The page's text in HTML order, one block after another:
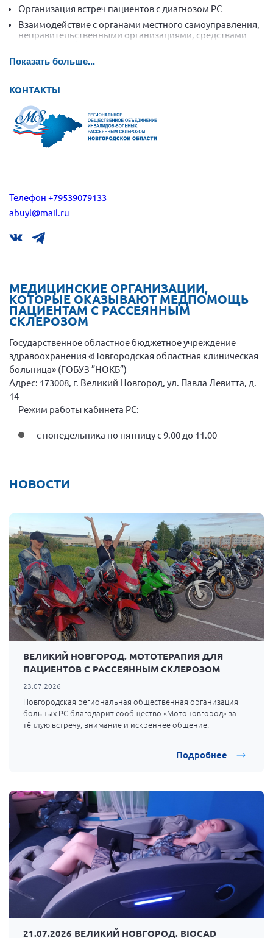
Четвертый съезд
Пятый съезд
ОФ «Фонд содействия больным рассеянным
склерозом»
Письма и официальные ответы
Нормативно-правовые документы
Исследования, аналитика, мнения
Всероссийская онлайн конференция
ОООИБРС" (25-29.08.2020)
Общероссийская РС
Алтайский край
Архангельская область
Брянская область
Волгоградская область
Ивановская область
Кемеровская область
Кировская область
Краснодарский край
Красноярский край
Липецкая область
Ленинградская область
г. Москва
Московская область
Мурманская область
Нижегородская область
Новгородская область
Пензенская область
Республика Башкортостан
Республика Бурятия
Республика Карелия
Республика Калмыкия
Республика Хакасия
Ростовская область
г. Санкт-Петербург
Организация встреч пациентов с диагнозом РС
Взаимодействие с органами местного самоуправления,
неправительственными организациями, средствами
прав и жизненных интересов больных с РС
Показать больше...
КОНТАКТЫ
Телефон +79539079133
abuyl@mail.ru
МЕДИЦИНСКИЕ ОРГАНИЗАЦИИ,
КОТОРЫЕ ОКАЗЫВАЮТ МЕДПОМОЩЬ
ПАЦИЕНТАМ С РАССЕЯННЫМ
СКЛЕРОЗОМ
Государственное областное бюджетное учреждение
здравоохранения «Новгородская областная клиническая
больница» (ГОБУЗ ”НОКБ”)
Адрес: 173008, г. Великий Новгород, ул. Павла Левитта, д.
14
Режим работы кабинета РС:
с понедельника по пятницу с 9.00 до 11.00
НОВОСТИ
ВЕЛИКИЙ НОВГОРОД. МОТОТЕРАПИЯ ДЛЯ
ПАЦИЕНТОВ С РАССЕЯННЫМ СКЛЕРОЗОМ
23.07.2026
Новгородская региональная общественная организация
больных РС благодарит сообщество «Мотоновгород»за
тёплую встречу, внимание и искреннее общение.
Подробнее
21.07.2026 ВЕЛИКИЙ НОВГОРОД. BIOCAD